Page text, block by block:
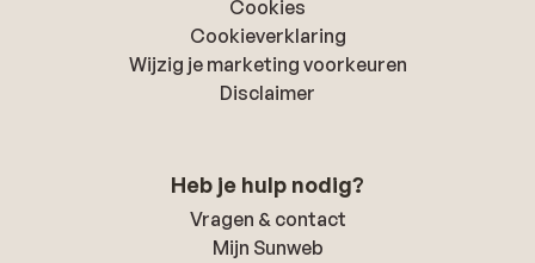
Cookies
Cookieverklaring
Wijzig je marketing voorkeuren
Disclaimer
Heb je hulp nodig?
Vragen & contact
Mijn Sunweb